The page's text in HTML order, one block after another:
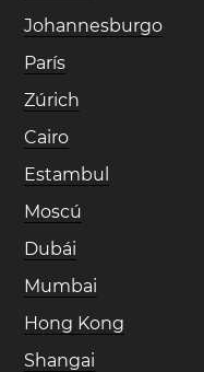
Johannesburgo
París
Zúrich
Cairo
Estambul
Moscú
Dubái
Mumbai
Hong Kong
Shangai